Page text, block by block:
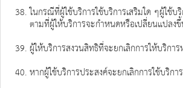
ในกรณีที่ผู้ใช้บริการใช้บริการเสริมใด ๆผู้ใช้
ตามที่ผู้ให้บริการจะกำหนดหรือเปลี่ยนแปลง
ผู้ให้บริการสงวนสิทธิที่จะยกเลิกการให้บริก
หากผู้ใช้บริการประสงค์จะยกเลิกการใช้บริ